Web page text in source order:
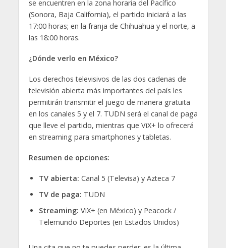
se encuentren en la zona horaria del Pacífico
(Sonora, Baja California), el partido iniciará a las
17:00 horas; en la franja de Chihuahua y el norte, a
las 18:00 horas.
¿Dónde verlo en México?
Los derechos televisivos de las dos cadenas de
televisión abierta más importantes del país les
permitirán transmitir el juego de manera gratuita
en los canales 5 y el 7. TUDN será el canal de paga
que lleve el partido, mientras que ViX+ lo ofrecerá
en streaming para smartphones y tabletas.
Resumen de opciones:
TV abierta: Canal 5 (Televisa) y Azteca 7
TV de paga: TUDN
Streaming: ViX+ (en México) y Peacock /
Telemundo Deportes (en Estados Unidos)